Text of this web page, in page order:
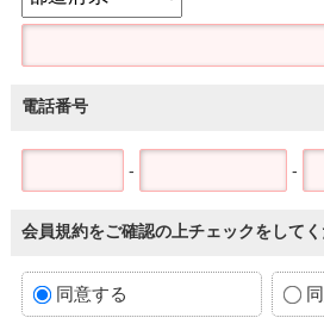
電話番号
- -
会員規約をご確認の上チェックをして
同意する